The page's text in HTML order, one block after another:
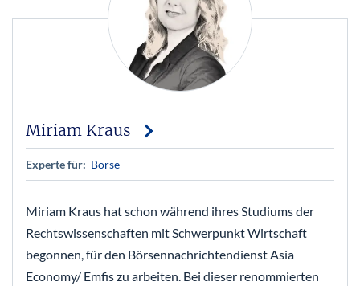
Miriam Kraus
Experte für: Börse
Miriam Kraus hat schon während ihres Studiums der
Rechtswissenschaften mit Schwerpunkt Wirtschaft
begonnen, für den Börsennachrichtendienst Asia
Economy/ Emfis zu arbeiten. Bei dieser renommierten